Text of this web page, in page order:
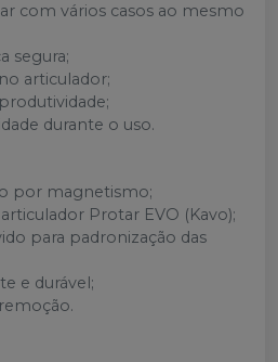
com vários casos ao mesmo
segura;
articulador;
durante o uso.
por magnetismo;
Protar EVO (Kavo);
para padronização das
e durável;